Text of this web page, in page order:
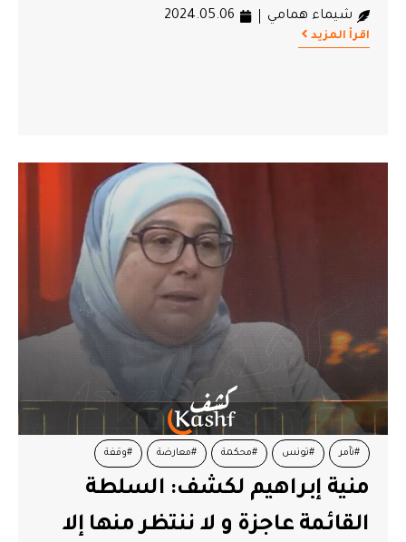
شيماء همامي 2024.05.06
اقرأ المزيد
#تآمر #تونس #محكمة #معارضة #وقفة
منية إبراهيم لكشف: السلطة
القائمة عاجزة و لا ننتظر منها إلا